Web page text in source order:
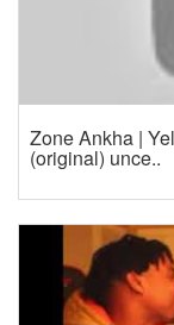
Zone Ankha |
(original) unce..